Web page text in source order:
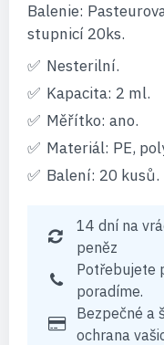
Balenie:
stupnicí 20ks.
Nesterilní.
Kapacita: 2 ml.
Měřítko: ano.
Materiál: PE,
Balení: 20 kusů.
14 dní na
peněz
Potřebujete
poradíme.
Bezpečné a
ochrana